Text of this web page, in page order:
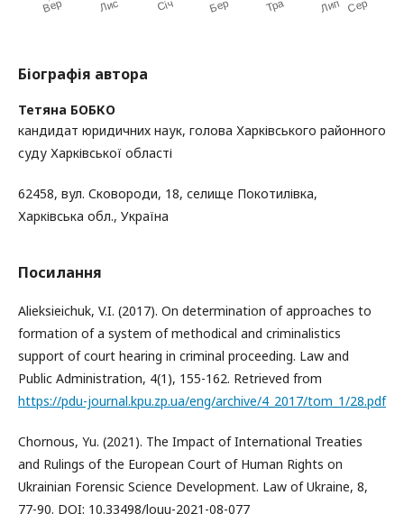
Біографія автора
Тетяна БОБКО
кандидат юридичних наук, голова Харківського районного
суду Харківської області
62458, вул. Сковороди, 18, селище Покотилівка,
Харківська обл., Україна
Посилання
Alieksieichuk, V.I. (2017). On determination of approaches to
formation of a system of methodical and criminalistics
support of court hearing in criminal proceeding. Law and
Public Administration, 4(1), 155-162. Retrieved from
https://pdu-journal.kpu.zp.ua/eng/archive/4_2017/tom_1/28.pdf
Chornous, Yu. (2021). The Impact of International Treaties
and Rulings of the European Court of Human Rights on
Ukrainian Forensic Science Development. Law of Ukraine, 8,
77-90. DOI: 10.33498/louu-2021-08-077